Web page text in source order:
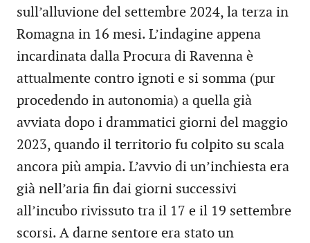
sull’alluvione del settembre 2024, la terza in
Romagna in 16 mesi. L’indagine appena
incardinata dalla Procura di Ravenna è
attualmente contro ignoti e si somma (pur
procedendo in autonomia) a quella già
avviata dopo i drammatici giorni del maggio
2023, quando il territorio fu colpito su scala
ancora più ampia. L’avvio di un’inchiesta era
già nell’aria fin dai giorni successivi
all’incubo rivissuto tra il 17 e il 19 settembre
scorsi. A darne sentore era stato un